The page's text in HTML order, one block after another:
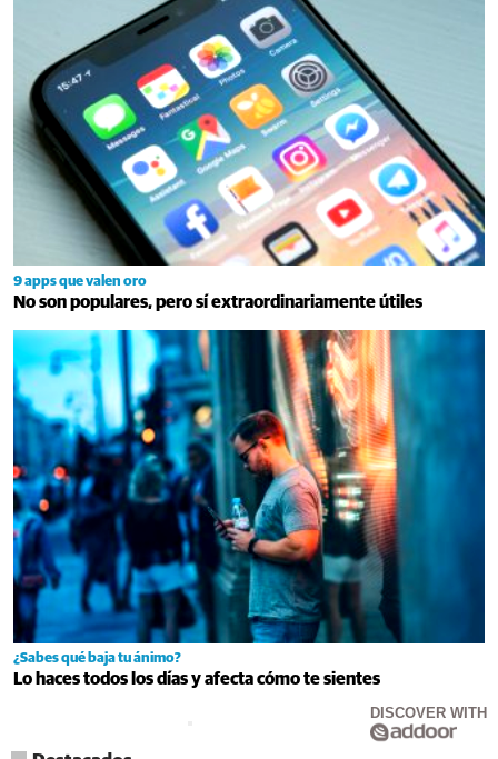
9 apps que valen oro
No son populares, pero sí extraordinariamente útiles
¿Sabes qué baja tu ánimo?
Lo haces todos los días y afecta cómo te sientes
DISCOVER WITH